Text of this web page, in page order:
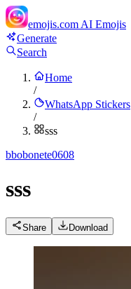
emojis.com AI Emojis
Generate
Search
Home
/
WhatsApp Stickers
/
sss
bbobonete0608
sss
Share Download